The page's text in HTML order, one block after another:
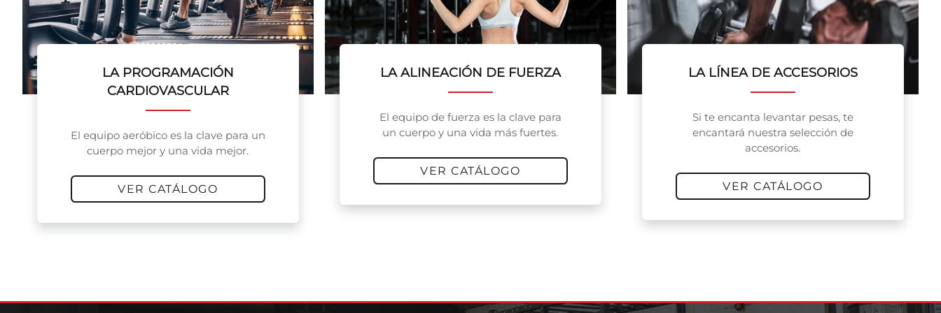
LA PROGRAMACIÓN
CARDIOVASCULAR
El equipo aeróbico es la clave para un
cuerpo mejor y una vida mejor.
VER CATÁLOGO
LA ALINEACIÓN DE FUERZA
El equipo de fuerza es la clave para
un cuerpo y una vida más fuertes.
VER CATÁLOGO
LA LÍNEA DE ACCESORIOS
Si te encanta levantar pesas, te
encantará nuestra selección de
accesorios.
VER CATÁLOGO